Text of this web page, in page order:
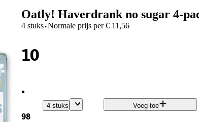
Oatly! Haverdrank no sugar 4-
4 stuks·Normale prijs per € 11,56
10
.
98
4 stuks Voeg toe